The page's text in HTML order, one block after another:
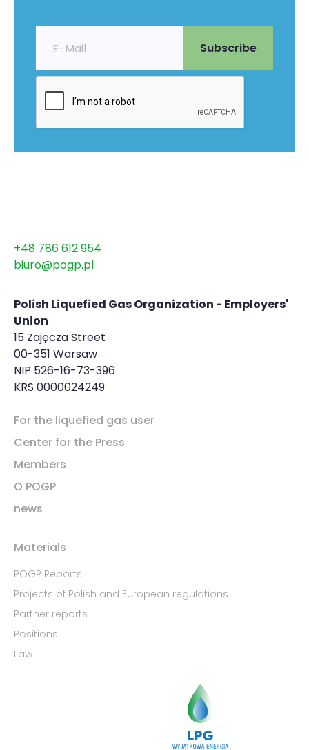
+48 786 612 954
biuro@pogp.pl
Polish Liquefied Gas Organization - Employers'
Union
15 Zajęcza Street
00-351 Warsaw
NIP 526-16-73-396
KRS 0000024249
For the liquefied gas user
Center for the Press
Members
O POGP
news
Materials
POGP Reports
Projects of Polish and European regulations
Partner reports
Positions
Law